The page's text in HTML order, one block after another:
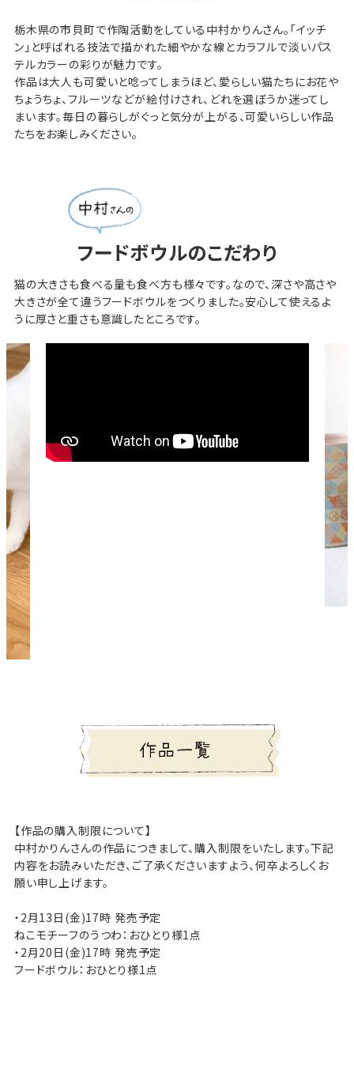
栃木県の市貝町で作陶活動をしている中村かりんさん。「イッチ
ン」と呼ばれる技法で描かれた細やかな線とカラフルで淡いパス
テルカラーの彩りが魅力です。
作品は大人も可愛いと唸ってしまうほど、愛らしい猫たちにお花や
ちょうちょ、フルーツなどが絵付けされ、どれを選ぼうか迷ってし
まいます。毎日の暮らしがぐっと気分が上がる、可愛いらしい作品
たちをお楽しみください。
フードボウルのこだわり
猫の大きさも食べる量も食べ方も様々です。なので、深さや高さや
大きさが全て違うフードボウルをつくりました。安心して使えるよ
うに厚さと重さも意識したところです。
【作品の購入制限について】
中村かりんさんの作品につきまして、購入制限をいたします。下記
内容をお読みいただき、ご了承くださいますよう、何卒よろしくお
願い申し上げます。
・2月13日(金)17時 発売予定
ねこモチーフのうつわ：おひとり様1点
・2月20日(金)17時 発売予定
フードボウル：おひとり様1点